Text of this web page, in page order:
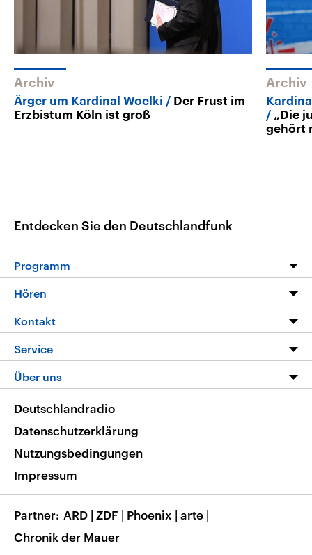
Archiv
Ärger um Kardinal Woelki
Der Frust im
Erzbistum Köln ist groß
Archiv
„Die
gehört
Entdecken Sie den Deutschlandfunk
Programm
Programm
Die Nachrichten
Nachrichtenleicht
Neue Beiträge auf dlf.de
Hören
Livestream
Podcasts
Deutschlandfunk App
Nachrichten App
Frequenzen
Kontakt
Hörerservice
Service
FAQ
Veranstaltungen
Musikliste
RSS
Über uns
Barrierefreiheit
Deutschlandradio
Datenschutzerklärung
Nutzungsbedingungen
Impressum
Partner ARD | ZDF | Phoenix | arte |
Chronik der Mauer